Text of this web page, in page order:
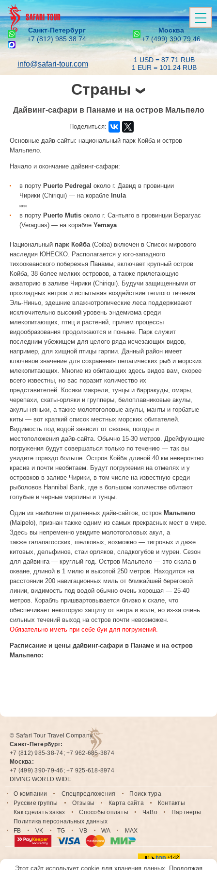
Санкт-Петербург
+7 (812) 985 38 74
Москва
+7 (499) 390 79 46
info@safari-tour.com
1 USD = 87.71 RUB
1 EUR = 101.24 RUB
Страны
Дайвинг-сафари в Панаме и на остров Мальпело
Поделиться:
Основные дайв-сайты: национальный парк Койба и остров
Мальпело.
Начало и окончание дайвинг-сафари:
в порту Puerto Pedregal около г. Давид в провинции
Чирики (Chiriqui) — на корабле Inula
или
в порту Puerto Mutis около г. Сантьяго в провинции Верагуас
(Veraguas) — на корабле Yemaya
Национальный парк Койба(Coiba) включен в Список мирового
наследия ЮНЕСКО. Располагается у юго-западного
тихоокеанского побережья Панамы, включает крупный остров
Койба, 38 более мелких островов, а также прилегающую
акваторию в заливе Чирики (Chiriqui). Будучи защищенными от
прохладных ветров и испытывая воздействие теплого течения
Эль-Ниньо, здешние влажнотропические леса поддерживают
исключительно высокий уровень эндемизма среди
млекопитающих, птиц и растений, причем процессы
видообразования продолжаются и поныне. Парк служит
последним убежищем для целого ряда исчезающих видов,
например, для хищной птицы гарпии. Данный район имеет
ключевое значение для сохранения пелагических рыб и морских
млекопитающих. Многие из обитающих здесь видов вам, скорее
всего известны, но вас поразит количество их
представителей. Косяки макрели, тунцы и барракуды, омары,
черепахи, скаты-орляки и групперы, белоплавниковые акулы,
акулы-няньки, а также молотоголовые акулы, манты и горбатые
киты — вот краткий список местных морских обитателей.
Видимость под водой зависит от сезона, погоды и
местоположения дайв-сайта. Обычно 15-30 метров. Дрейфующие
погружения будут совершаться только по течению — так вы
увидите гораздо больше. Остров Койба длиной 40 км невероятно
красив и почти необитаем. Будут погружения на отмелях и у
островков в заливе Чирики, в том числе на известную среди
рыболовов Hannibal Bank, где в большом количестве обитают
голубые и черные марлины и тунцы.
Один из наиболее отдаленных дайв-сайтов, остров Мальпело
(Malpelo), признан также одним из самых прекрасных мест в мире.
Здесь вы непременно увидите молотоголовых акул, а
также галапагосских, шелковых, возможно — тигровых и даже
китовых, дельфинов, стаи орляков, сладкогубов и мурен. Сезон
для дайвинга — круглый год. Остров Мальпело — это скала в
океане, длиной в 1 милю и высотой 250 метров. Находится на
расстоянии 200 навигационных миль от ближайшей береговой
линии, видимость под водой обычно очень хорошая — 25-40
метров. Корабль пришвартовывается близко к скале, что
обеспечивает некоторую защиту от ветра и волн, но из-за очень
сильных течений выход на остров почти невозможен.
Обязательно иметь при себе буи для погружений.
Расписание и цены дайвинг-сафари в Панаме и на остров
Мальпело:
© Safari Tour Travel Company
Санкт-Петербург:
+7 (812) 985-38-74; +7 962-685-3874
Москва:
+7 (499) 390-79-46; +7 925-618-8974
DIVING WORLD WIDE
О компании Спецпредложения
Поиск тура
Русские группы
Отзывы Карта сайта
Контакты
Как сделать заказ
Способы оплаты ЧаВо
Партнеры
Политика персональных данных
FB
VK TG VB WA MAX
Этот сайт использует cookie для хранения данных. Продолжая